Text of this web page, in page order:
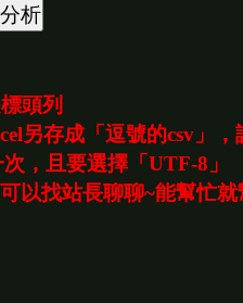
頭列
存成「逗號的csv」，
，且要選擇「UTF-8」
以找站長聊聊~能幫忙就